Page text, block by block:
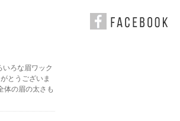
いろな眉ワック
とうございま
体の眉の太さも